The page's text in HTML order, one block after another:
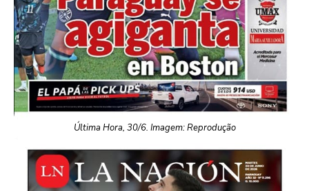
Última Hora, 30/6. Imagem: Reprodução